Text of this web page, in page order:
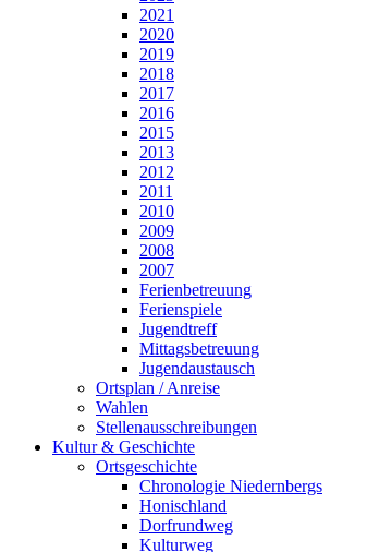
2021
2020
2019
2018
2017
2016
2015
2013
2012
2011
2010
2009
2008
2007
Ferienbetreuung
Ferienspiele
Jugendtreff
Mittagsbetreuung
Jugendaustausch
Ortsplan / Anreise
Wahlen
Stellenausschreibungen
Kultur & Geschichte
Ortsgeschichte
Chronologie Niedernbergs
Honischland
Dorfrundweg
Kulturweg